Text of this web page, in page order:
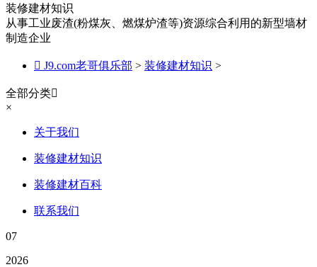
装修建材知识
从事工业废渣(粉煤灰、燃煤炉渣等)资源综合利用的新型墙材
制造企业
 J9.com老哥俱乐部 > 装修建材知识 >
全部分类
×
关于我们
装修建材知识
装修建材百科
联系我们
07
2026